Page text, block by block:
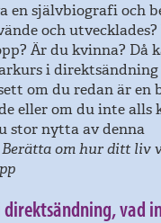
en självbiografi och
och
Är du kvinna? Då
i direktsändning
om du redan är en
eller om du inte alls
stor nytta av denna
Berätta om hur ditt liv
direktsändning, vad